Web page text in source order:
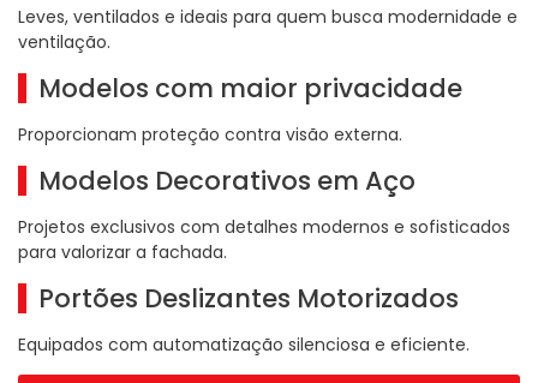
Leves, ventilados e ideais para quem busca modernidade e
ventilação.
Modelos com maior privacidade
Proporcionam proteção contra visão externa.
Modelos Decorativos em Aço
Projetos exclusivos com detalhes modernos e sofisticados
para valorizar a fachada.
Portões Deslizantes Motorizados
Equipados com automatização silenciosa e eficiente.